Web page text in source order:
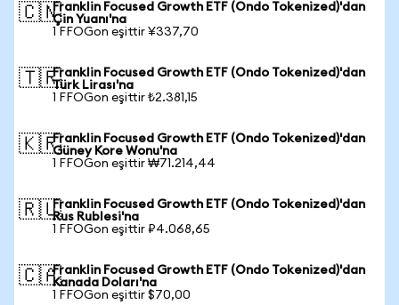
🇨🇳Franklin Focused Growth ETF (Ondo Tokenized)'dan
Çin Yuanı'na
1 FFOGon eşittir ¥337,70
🇹🇷Franklin Focused Growth ETF (Ondo Tokenized)'dan
Türk Lirası'na
1 FFOGon eşittir ₺2.381,15
🇰🇷Franklin Focused Growth ETF (Ondo Tokenized)'dan
Güney Kore Wonu'na
1 FFOGon eşittir ₩71.214,44
🇷🇺Franklin Focused Growth ETF (Ondo Tokenized)'dan
Rus Rublesi'na
1 FFOGon eşittir ₽4.068,65
🇨🇦Franklin Focused Growth ETF (Ondo Tokenized)'dan
Kanada Doları'na
1 FFOGon eşittir $70,00